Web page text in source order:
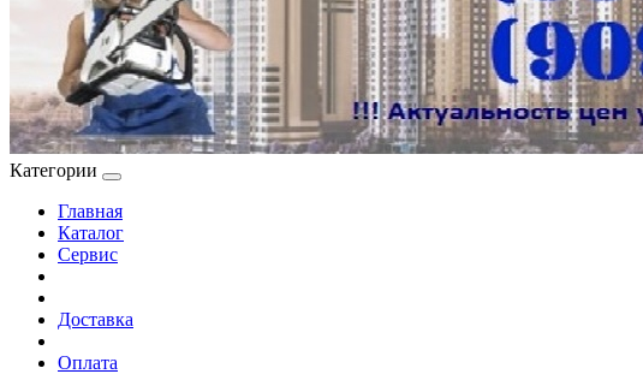
Категории
Главная
Каталог
Сервис
Доставка
Оплата